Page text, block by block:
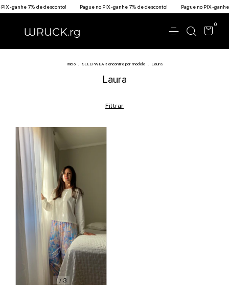
- ganhe 7% de desconto! Pague no PIX - ganhe 7% de desconto! Pague no PIX -
0
Início . SLEEPWEAR encontre por modelo . Laura
Laura
Filtrar
1/ 3